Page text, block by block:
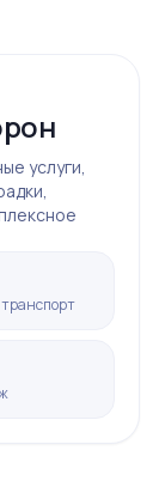
услуги,